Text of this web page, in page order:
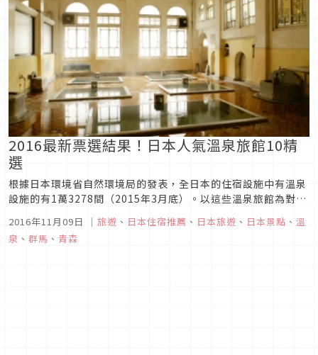
2016最新票選結果！日本人氣溫泉旅館10精
選
根據日本環境省自然環境局的發表，全日本的住宿設施中有溫泉
設施的有1萬3278間（2015年3月底）。以這些溫泉旅館為對
溫泉旅館排行榜」。
2016年11月09日 ｜ 旅遊 、 日本住宿推薦 、 日本旅遊 、 日本景點 、 溫
泉 、 群馬 、 青森